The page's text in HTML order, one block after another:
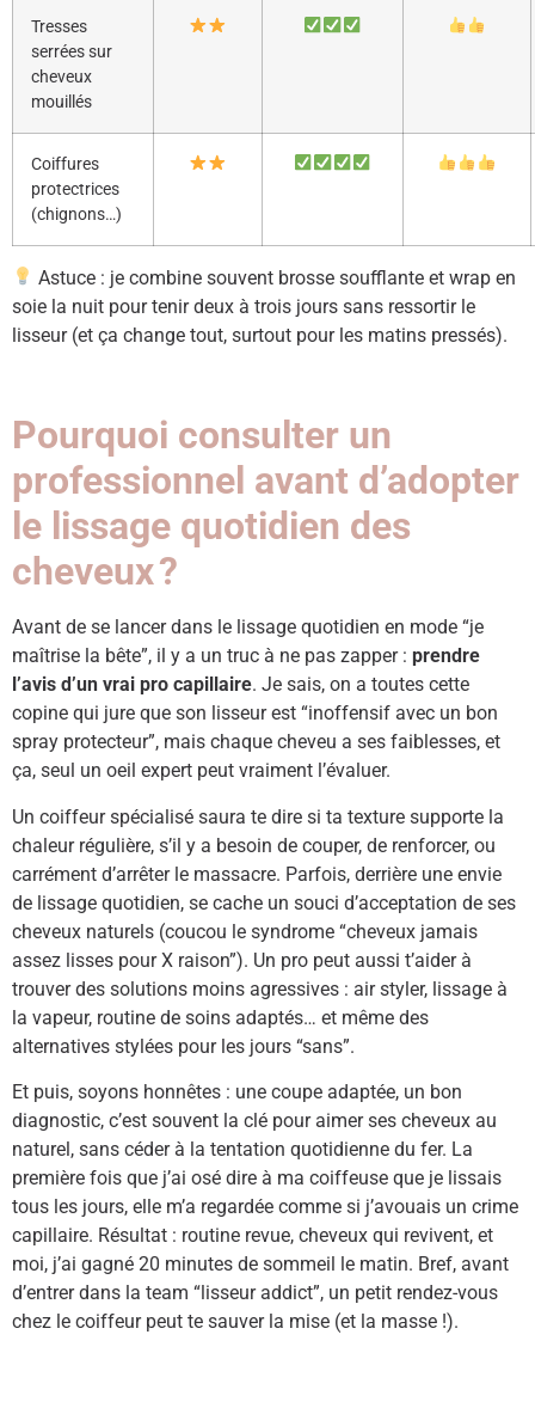
Tresses
serrées sur
cheveux
mouillés
Coiffures
protectrices
(chignons…)
Astuce : je combine souvent brosse soufflante et wrap en
soie la nuit pour tenir deux à trois jours sans ressortir le
lisseur (et ça change tout, surtout pour les matins pressés).
Pourquoi consulter un
professionnel avant d’adopter
le lissage quotidien des
cheveux ?
Avant de se lancer dans le lissage quotidien en mode “je
maîtrise la bête”, il y a un truc à ne pas zapper : prendre
l’avis d’un vrai pro capillaire. Je sais, on a toutes cette
copine qui jure que son lisseur est “inoffensif avec un bon
spray protecteur”, mais chaque cheveu a ses faiblesses, et
ça, seul un oeil expert peut vraiment l’évaluer.
Un coiffeur spécialisé saura te dire si ta texture supporte la
chaleur régulière, s’il y a besoin de couper, de renforcer, ou
carrément d’arrêter le massacre. Parfois, derrière une envie
de lissage quotidien, se cache un souci d’acceptation de ses
cheveux naturels (coucou le syndrome “cheveux jamais
assez lisses pour X raison”). Un pro peut aussi t’aider à
trouver des solutions moins agressives : air styler, lissage à
la vapeur, routine de soins adaptés… et même des
alternatives stylées pour les jours “sans”.
Et puis, soyons honnêtes : une coupe adaptée, un bon
diagnostic, c’est souvent la clé pour aimer ses cheveux au
naturel, sans céder à la tentation quotidienne du fer. La
première fois que j’ai osé dire à ma coiffeuse que je lissais
tous les jours, elle m’a regardée comme si j’avouais un crime
capillaire. Résultat : routine revue, cheveux qui revivent, et
moi, j’ai gagné 20 minutes de sommeil le matin. Bref, avant
d’entrer dans la team “lisseur addict”, un petit rendez-vous
chez le coiffeur peut te sauver la mise (et la masse !).